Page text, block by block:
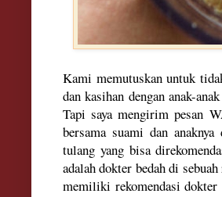
Kami memutuskan untuk
dan kasihan dengan anak-
Tapi saya mengirimpesan
bersama suami dan
tulang yang bisa direkome
adalahdokter bedah di
memiliki rekomendasi dokter